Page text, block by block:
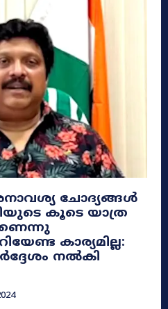
ചോദ്യങ്ങൾ
കൂടെ യാത്ര
കാര്യമില്ല:
നൽകി